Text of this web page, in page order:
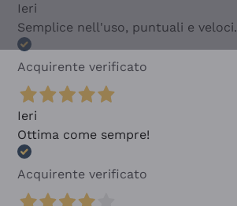
Ieri
Semplice nell'uso, puntuali e veloci.
Acquirente verificato
Ieri
Ottima come sempre!
Acquirente verificato